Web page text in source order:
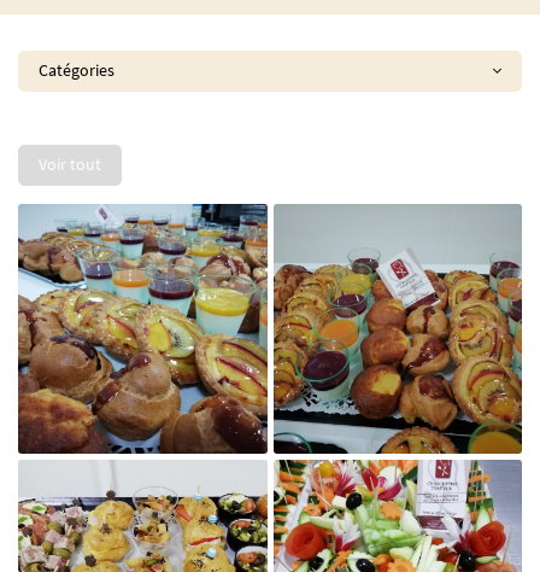
Recopier le code ci-contre
Rafraîchir le captcha
En cochant cette case, vous consentez à recevoir nos propositions commerciales à l'adresse
email indiqué ci-dessus. Vous pouvez vous désinscrire à tout moment en utilisantle
formulaire de désinscription.
Inscription
Catégories
Voir tout
